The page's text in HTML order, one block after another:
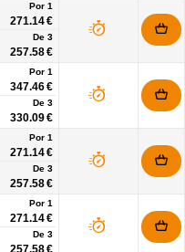
Por 1
271.14 €
De 3
257.58 €
Por 1
347.46 €
De 3
330.09 €
Por 1
271.14 €
De 3
257.58 €
Por 1
271.14 €
De 3
257.58 €